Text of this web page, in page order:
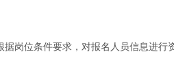
岗位条件要求，对报名人员信息进行